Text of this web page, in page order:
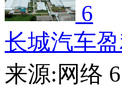
6
长城汽车
来源:网络